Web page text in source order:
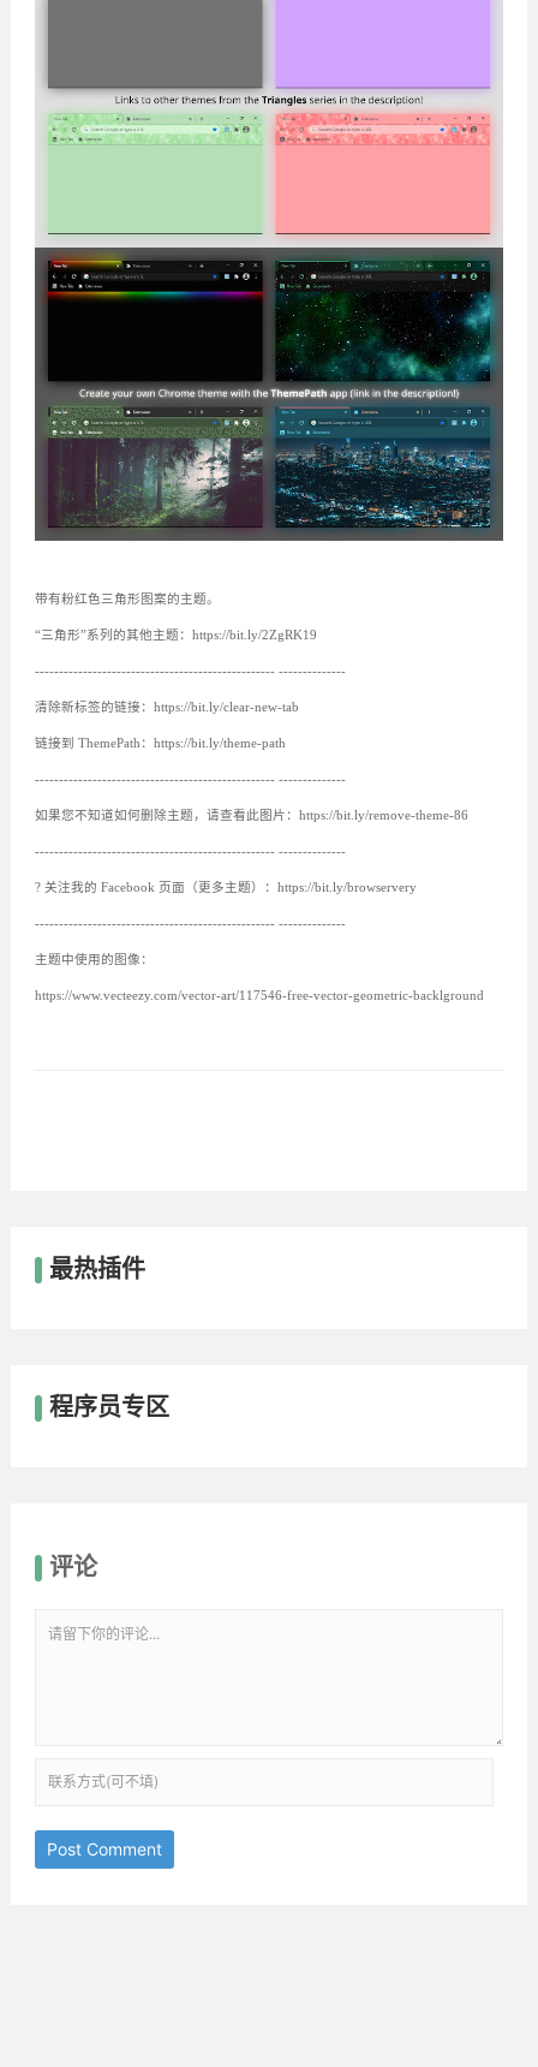
带有粉红色三角形图案的主题。
“三角形”系列的其他主题：https://bit.ly/2ZgRK19
-------------------------------------------------- --------------
清除新标签的链接：https://bit.ly/clear-new-tab
链接到 ThemePath：https://bit.ly/theme-path
-------------------------------------------------- --------------
如果您不知道如何删除主题，请查看此图片：https://bit.ly/remove-theme-86
-------------------------------------------------- --------------
?️ 关注我的 Facebook 页面（更多主题）：https://bit.ly/browservery
-------------------------------------------------- --------------
主题中使用的图像：
https://www.vecteezy.com/vector-art/117546-free-vector-geometric-backlground
最热插件
程序员专区
评论
Post Comment